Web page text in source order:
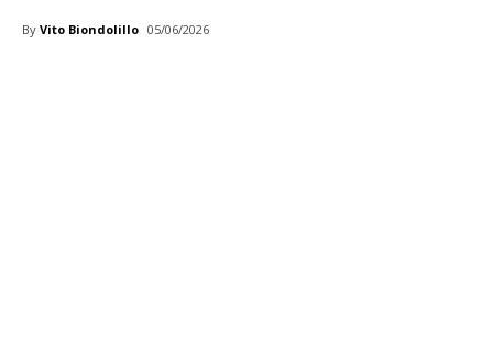
By Vito Biondolillo 05/06/2026